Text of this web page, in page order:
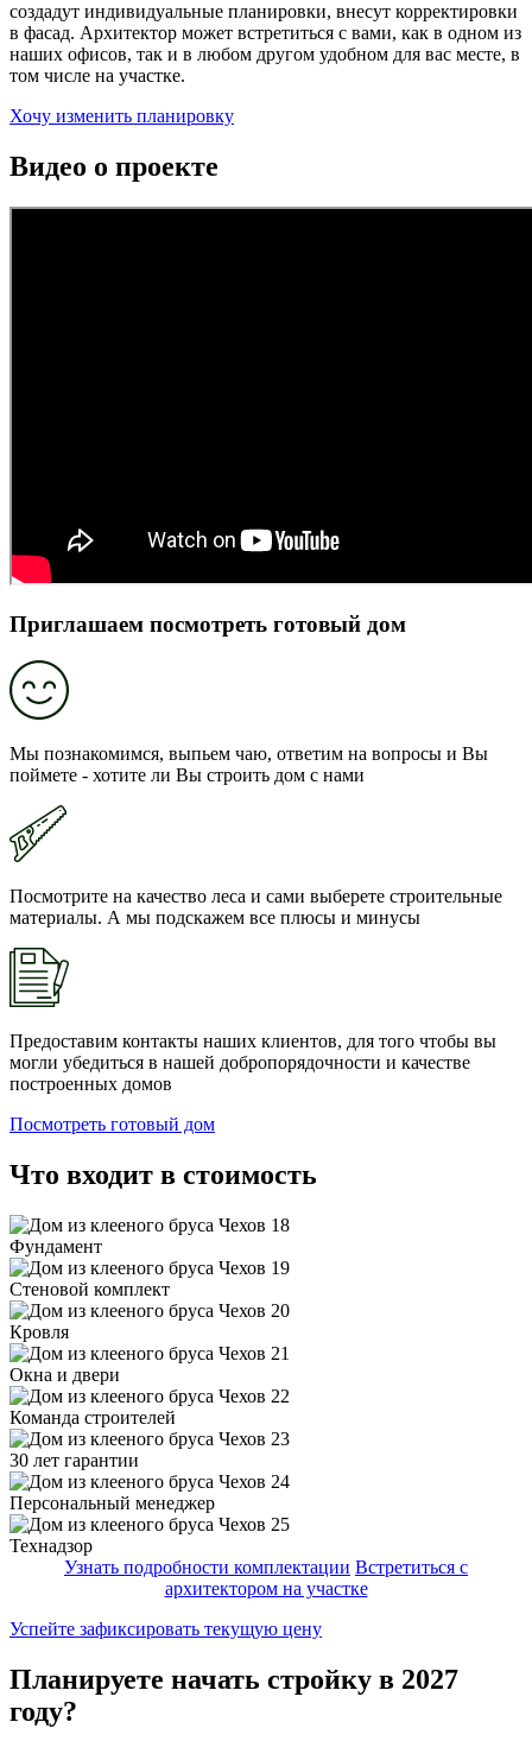
создадут индивидуальные планировки, внесут корректировки
в фасад. Архитектор может встретиться с вами, как в одном из
наших офисов, так и в любом другом удобном для вас месте, в
том числе на участке.
Хочу изменить планировку
Видео о проекте
Приглашаем посмотреть готовый дом
Мы познакомимся, выпьем чаю, ответим на вопросы и Вы
поймете - хотите ли Вы строить дом с нами
Посмотрите на качество леса и сами выберете строительные
материалы. А мы подскажем все плюсы и минусы
Предоставим контакты наших клиентов, для того чтобы вы
могли убедиться в нашей добропорядочности и качестве
построенных домов
Посмотреть готовый дом
Что входит в стоимость
Фундамент
Стеновой комплект
Кровля
Окна и двери
Команда строителей
30 лет гарантии
Персональный менеджер
Технадзор
Узнать подробности комплектации Встретиться с
архитектором на участке
Успейте зафиксировать текущую цену
Планируете начать стройку в 2027
году?